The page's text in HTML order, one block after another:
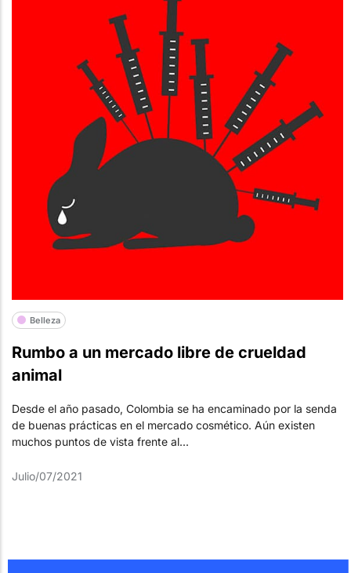
Belleza
Rumbo a un mercado libre de crueldad
animal
Desde el año pasado, Colombia se ha encaminado por la senda
de buenas prácticas en el mercado cosmético. Aún existen
muchos puntos de vista frente al...
Julio/07/2021